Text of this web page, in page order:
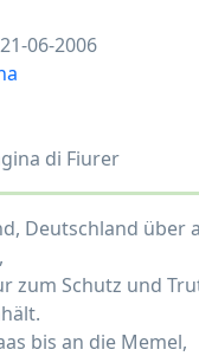
06-2006
di Fiurer
Deutschland über
zum Schutz und
bis an die Memel,